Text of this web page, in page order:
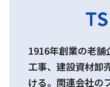
1916年創業の老
工事、建設資材卸
ける。関連会社の